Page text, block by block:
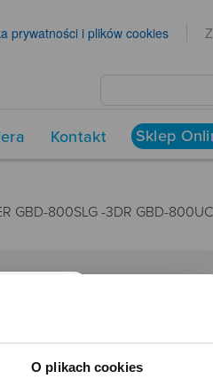
O plikach cookies
prywatności i plików cookies
Kontakt Sklep
GBD-800SLG -3DR GBD-
Aktualności
Kontakt dla mediów